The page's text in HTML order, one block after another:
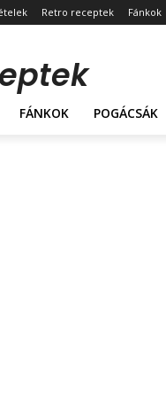
Retro receptek Fánkok
FÁNKOK POGÁCSÁK